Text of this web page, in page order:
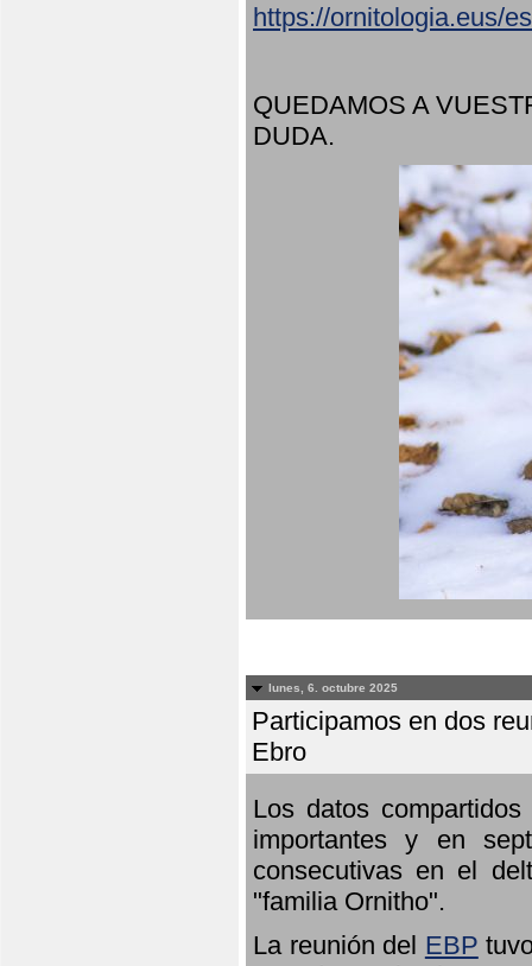
https://ornitologia.eus/
QUEDAMOS A
DUDA.
lunes, 6. octubre 2025
Participamos en dos
Ebro
Los datos
importantes y en
consecutivas en el
"familia Ornitho".
La reunión del EBP